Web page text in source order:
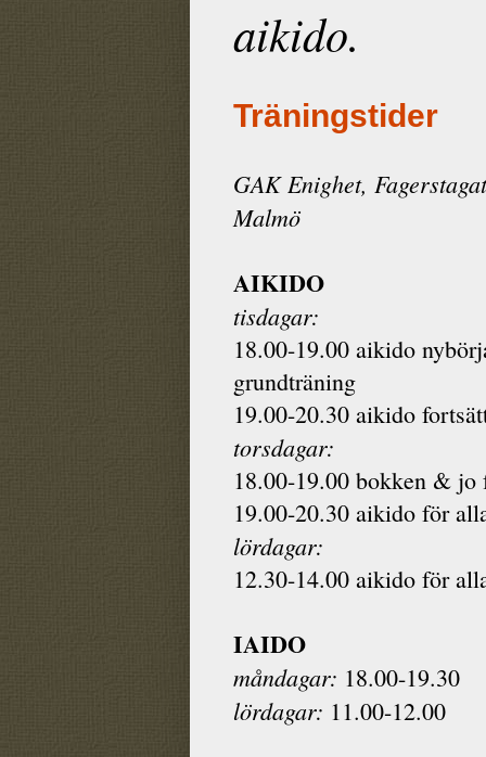
aikido.
Träningstider
GAK Enighet,
Malmö
AIKIDO
tisdagar:
18.00-19.00 aikido
grundträning
19.00-20.30 aikido
torsdagar:
18.00-19.00 bokken & jo
19.00-20.30 aikido för
lördagar:
12.30-14.00 aikido för
IAIDO
måndagar: 18.00-19.30
lördagar: 11.00-12.00